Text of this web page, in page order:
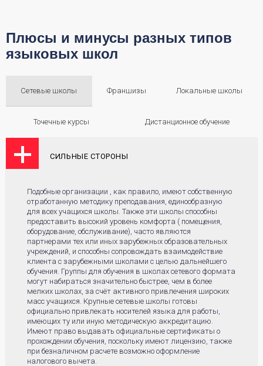
Плюсы и минусы разных типов
языковых школ
Сетевые школы Франшизы Локальные школы
Точечные курсы Дистанционное обучение
СИЛЬНЫЕ СТОРОНЫ
Подобные организации , как правило, имеют собственную
отработанную методику преподавания, единообразную
для всех учащихся школы. Также эти школы способны
предоставить высокий уровень комфорта ( помещения,
оборудование, обслуживание), часто являются
партнерами тех или иных зарубежных образовательных
учреждений, и способны сопровождать взаимодействие
клиента с зарубежными школами с целью дальнейшего
обучения. Группы для обучения в школах сетевого формата
могут набираться значительно быстрее, чем в более
мелких школах, за счёт активного привлечения широких
масс учащихся. Крупные сетевые школы готовы
официально привлекать носителей языка для работы,
имеющих ту или иную методическую аккредитацию.
Имеют право выдавать официальные сертификаты о
прохождении обучения, поскольку имеют лицензию, также
при безналичном расчете возможно оформление
налогового вычета.